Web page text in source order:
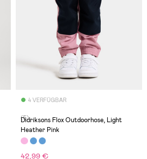
4 VERFÜGBAR
(5)
Didriksons Flox Outdoorhose, Light
Heather Pink
42,99 €